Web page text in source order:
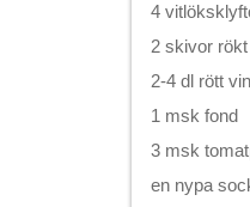
4
2 skivor
2-4 dl rött
1 msk fond
3 msk
en nypa